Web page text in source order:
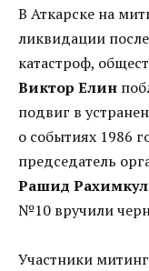
В Аткарске на
ликвидации
катастроф,
Виктор Елин
подвиг в
о событиях 1986
председатель
Рашид
№10 вручили
Участники